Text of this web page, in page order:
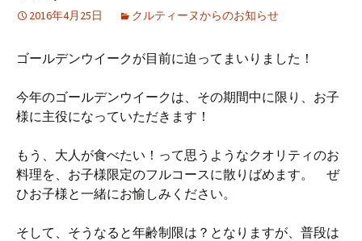
2016年4月25日 クルティーヌからのお知らせ
ゴールデンウイークが目前に迫ってまいりました！
今年のゴールデンウイークは、その期間中に限り、お子
様に主役になっていただきます！
もう、大人が食べたい！って思うようなクオリティのお
料理を、お子様限定のフルコースに散りばめます。 ぜ
ひお子様と一緒にお愉しみください。
そして、そうなると年齢制限は？となりますが、普段は